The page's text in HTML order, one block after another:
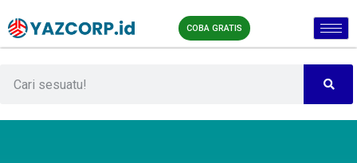
COBA GRATIS